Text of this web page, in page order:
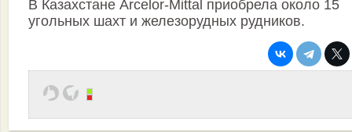
В Казахстане Arcelor-Mittal приобрела около 15
угольных шахт и железорудных рудников.